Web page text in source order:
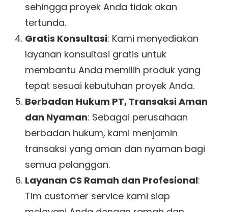
sehingga proyek Anda tidak akan
tertunda.
Gratis Konsultasi: Kami menyediakan
layanan konsultasi gratis untuk
membantu Anda memilih produk yang
tepat sesuai kebutuhan proyek Anda.
Berbadan Hukum PT, Transaksi Aman
dan Nyaman: Sebagai perusahaan
berbadan hukum, kami menjamin
transaksi yang aman dan nyaman bagi
semua pelanggan.
Layanan CS Ramah dan Profesional:
Tim customer service kami siap